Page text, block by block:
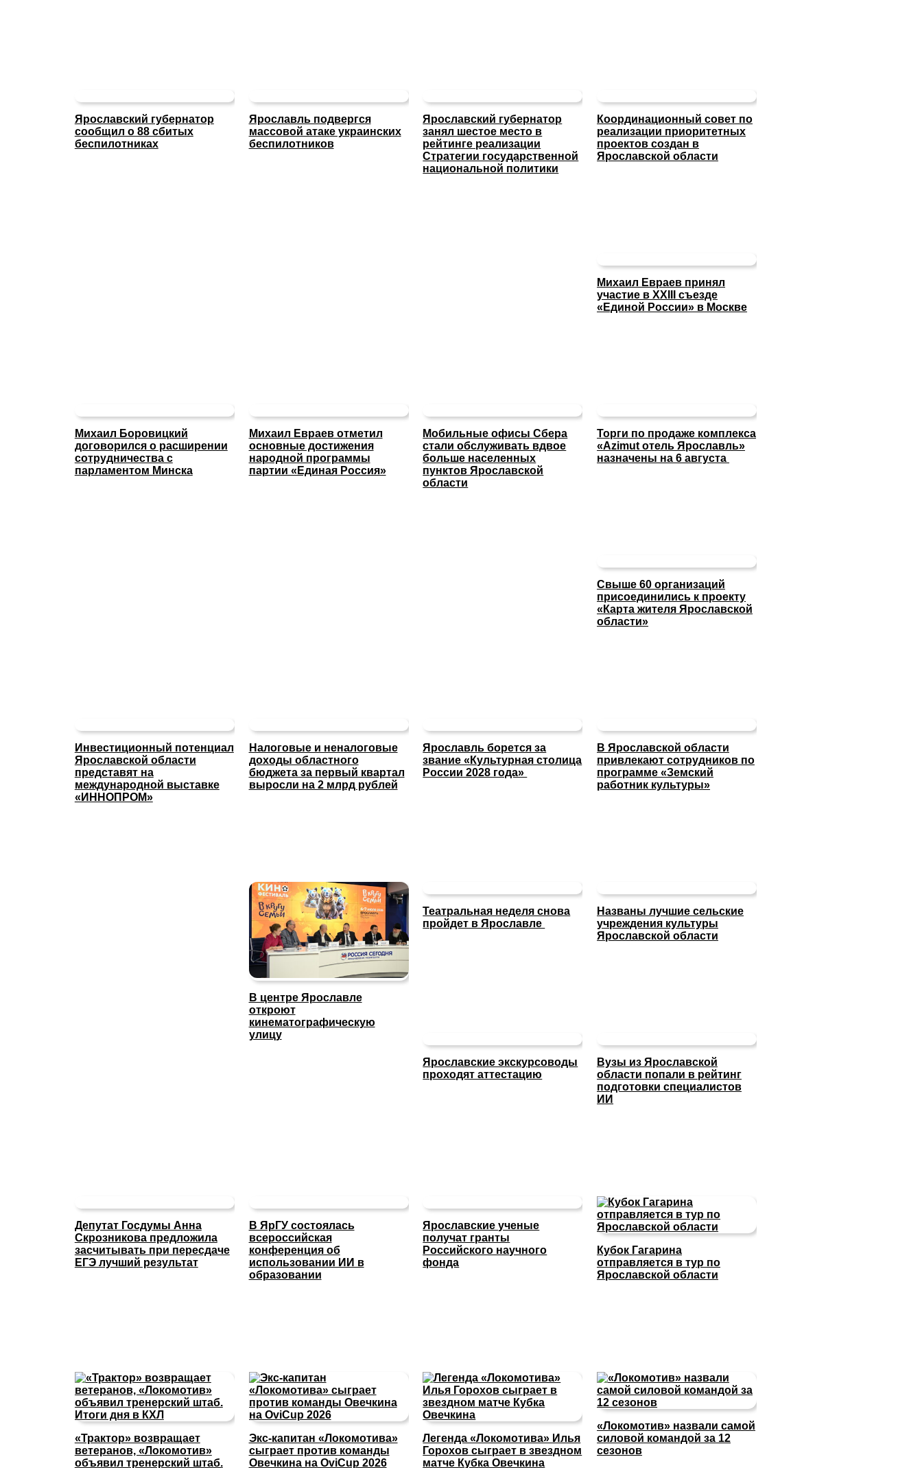
Ярославский губернатор
сообщил о 88 сбитых
беспилотниках
Ярославль подвергся
массовой атаке украинских
беспилотников
Ярославский губернатор
занял шестое место в
рейтинге реализации
Стратегии государственной
национальной политики
Координационный совет по
реализации приоритетных
проектов создан в
Ярославской области
Михаил Евраев принял
участие в XXIII съезде
«Единой России» в Москве
Михаил Боровицкий
договорился о расширении
сотрудничества с
парламентом Минска
Михаил Евраев отметил
основные достижения
народной программы
партии «Единая Россия»
Мобильные офисы Сбера
стали обслуживать вдвое
больше населенных
пунктов Ярославской
области
Торги по продаже комплекса
«Azimut отель Ярославль»
назначены на 6 августа
Свыше 60 организаций
присоединились к проекту
«Карта жителя Ярославской
области»
Инвестиционный потенциал
Ярославской области
представят на
международной выставке
«ИННОПРОМ»
Налоговые и неналоговые
доходы областного
бюджета за первый квартал
выросли на 2 млрд рублей
Ярославль борется за
звание «Культурная столица
России 2028 года»
В Ярославской области
привлекают сотрудников по
программе «Земский
работник культуры»
В центре Ярославле
откроют
кинематографическую
улицу
Театральная неделя снова
пройдет в Ярославле
Названы лучшие сельские
учреждения культуры
Ярославской области
Ярославские экскурсоводы
проходят аттестацию
Вузы из Ярославской
области попали в рейтинг
подготовки специалистов
ИИ
Депутат Госдумы Анна
Скрозникова предложила
засчитывать при пересдаче
ЕГЭ лучший результат
В ЯрГУ состоялась
всероссийская
конференция об
использовании ИИ в
образовании
Ярославские ученые
получат гранты
Российского научного
фонда
Кубок Гагарина
отправляется в тур по
Ярославской области
«Трактор» возвращает
ветеранов, «Локомотив»
объявил тренерский штаб.
Экс-капитан «Локомотива»
сыграет против команды
Овечкина на OviCup 2026
Легенда «Локомотива» Илья
Горохов сыграет в звездном
матче Кубка Овечкина
«Локомотив» назвали самой
силовой командой за 12
сезонов